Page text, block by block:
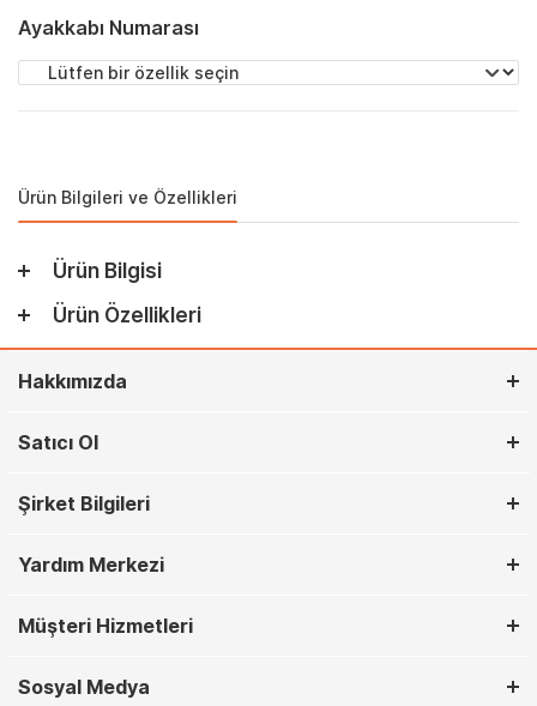
Ayakkabı Numarası
Ürün Bilgileri ve Özellikleri
Ürün Bilgisi
Ürün Özellikleri
Hakkımızda
Satıcı Ol
Şirket Bilgileri
Yardım Merkezi
Müşteri Hizmetleri
Sosyal Medya